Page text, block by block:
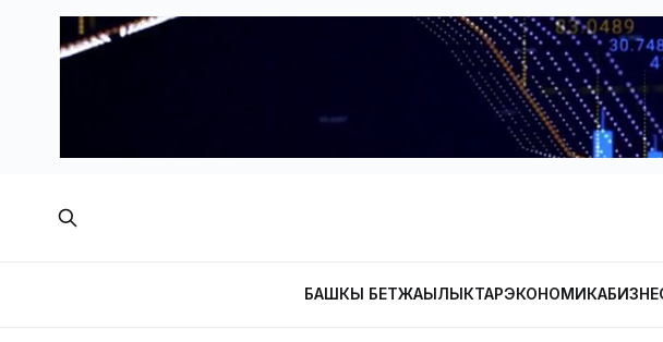
БАШКЫ БЕТЖАҢЫЛЫКТАРЭКОНОМИКА